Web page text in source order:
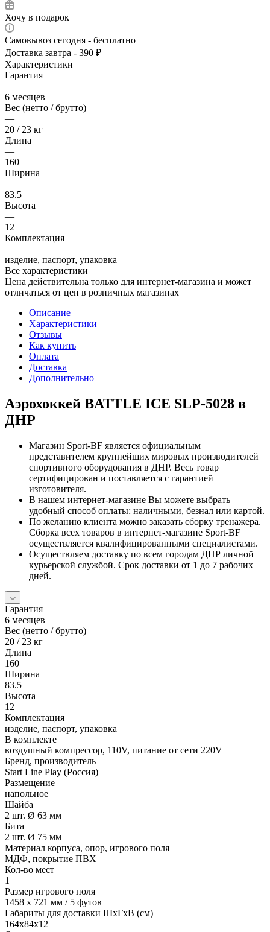
Хочу в подарок
Самовывоз сегодня - бесплатно
Доставка завтра - 390 ₽
Характеристики
Гарантия
—
6 месяцев
Вес (нетто / брутто)
—
20 / 23 кг
Длина
—
160
Ширина
—
83.5
Высота
—
12
Комплектация
—
изделие, паспорт, упаковка
Все характеристики
Цена действительна только для интернет-магазина и может
отличаться от цен в розничных магазинах
Описание
Характеристики
Отзывы
Как купить
Оплата
Доставка
Дополнительно
Аэрохоккей BATTLE ICE SLP-5028 в
ДНР
Магазин Sport-BF является официальным
представителем крупнейших мировых производителей
спортивного оборудования в ДНР. Весь товар
сертифицирован и поставляется с гарантией
изготовителя.
В нашем интернет-магазине Вы можете выбрать
удобный способ оплаты: наличными, безнал или картой.
По желанию клиента можно заказать сборку тренажера.
Сборка всех товаров в интернет-магазине Sport-BF
осуществляется квалифицированными специалистами.
Осуществляем доставку по всем городам ДНР личной
курьерской службой. Срок доставки от 1 до 7 рабочих
дней.
Гарантия
6 месяцев
Вес (нетто / брутто)
20 / 23 кг
Длина
160
Ширина
83.5
Высота
12
Комплектация
изделие, паспорт, упаковка
В комплекте
воздушный компрессор, 110V, питание от сети 220V
Бренд, производитель
Start Line Play (Россия)
Размещение
напольное
Шайба
2 шт. Ø 63 мм
Бита
2 шт. Ø 75 мм
Материал корпуса, опор, игрового поля
МДФ, покрытие ПВХ
Кол-во мест
1
Размер игрового поля
1458 х 721 мм / 5 футов
Габариты для доставки ШхГхВ (см)
164х84х12